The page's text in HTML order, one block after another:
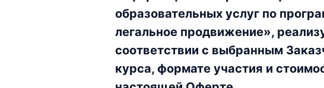
образовательных услуг по
легальное продвижение»,
соответствии с выбранным
курса, формате участия и